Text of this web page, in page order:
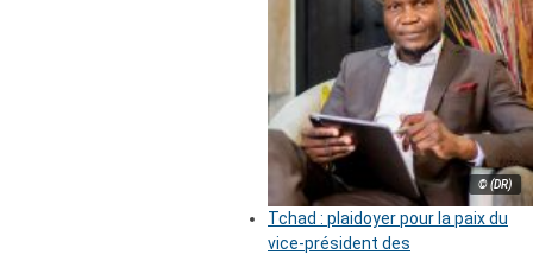
© (DR)
Tchad : plaidoyer pour la paix du
vice-président des